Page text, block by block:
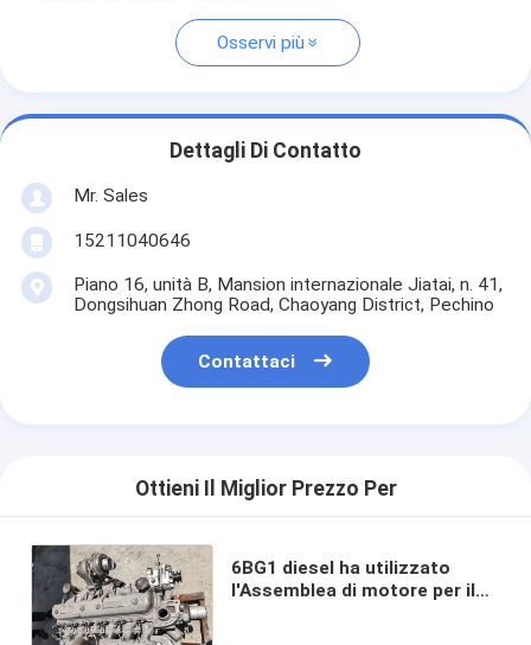
Osservi più
Dettagli Di Contatto
Mr. Sales
15211040646
Piano 16, unità B, Mansion internazionale Jiatai, n. 41,
Dongsihuan Zhong Road, Chaoyang District, Pechino
Contattaci
Ottieni Il Miglior Prezzo Per
6BG1 diesel ha utilizzato
l'Assemblea di motore per il